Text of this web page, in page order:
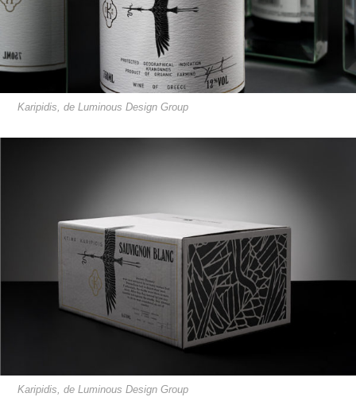
Karipidis, de Luminous Design Group
Karipidis, de Luminous Design Group